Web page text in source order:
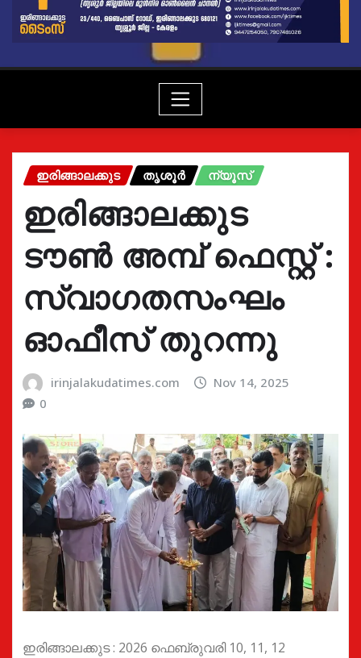
ഇരിങ്ങാലക്കുട തൃശൂർ ന്യൂസ്
ഇരിങ്ങാലക്കുട
ടൗൺ അമ്പ് ഫെസ്റ്റ് :
സ്വാഗതസംഘം
ഓഫീസ് തുറന്നു
irinjalakudatimes.com
Nov 14, 2025
0
ഇരിങ്ങാലക്കുട : 2026 ഫെബ്രുവരി 10, 11, 12